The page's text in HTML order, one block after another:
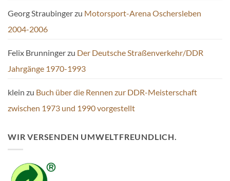
Georg Straubingerzu Motorsport-Arena Oschersleben
2004-2006
Felix Brunningerzu Der Deutsche Straßenverkehr/DDR
Jahrgänge 1970-1993
klein zu Buch über die Rennen zur DDR-Meisterschaft
zwischen 1973 und 1990 vorgestellt
WIR VERSENDEN UMWELTFREUNDLICH.